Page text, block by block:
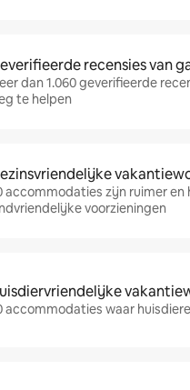
recensies van
dan 1.060 geverifieerde
te helpen
accommodaties zijn ruimer en
voorzieningen
accommodaties waar